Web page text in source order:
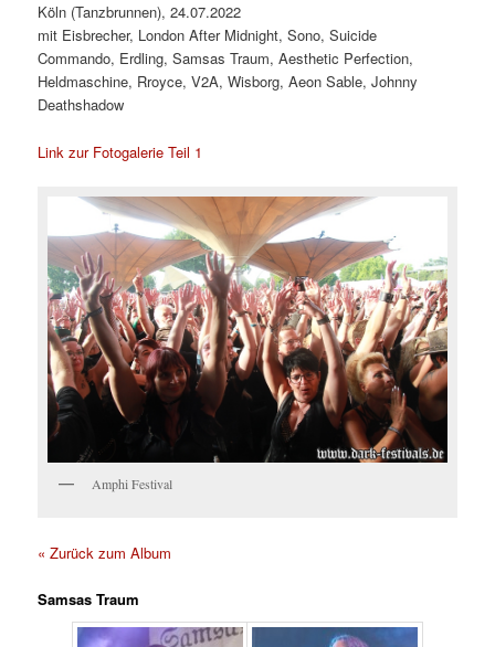
Köln (Tanzbrunnen), 24.07.2022
mit Eisbrecher, London After Midnight, Sono, Suicide
Commando, Erdling, Samsas Traum, Aesthetic Perfection,
Heldmaschine, Rroyce, V2A, Wisborg, Aeon Sable, Johnny
Deathshadow
Link zur Fotogalerie Teil 1
Amphi Festival
« Zurück zum Album
Samsas Traum